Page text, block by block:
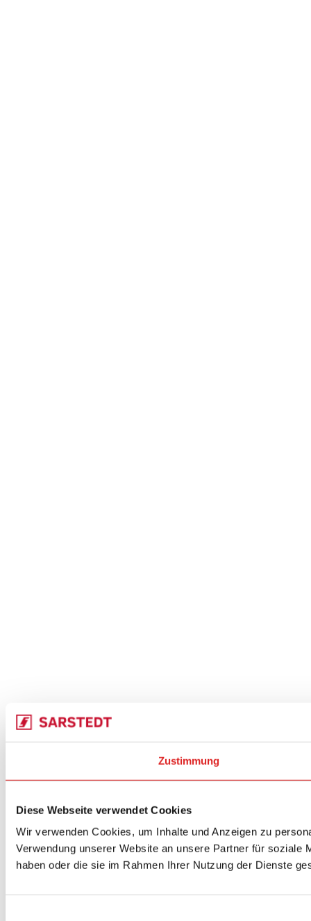
Zustimmung
Diese Webseite verwendet Cookies
Wir verwenden Cookies, um Inhalte und Anzeigen zu
Verwendung unserer Website an unsere Partner für soziale
haben oder die sie im Rahmen Ihrer Nutzung der Dienste